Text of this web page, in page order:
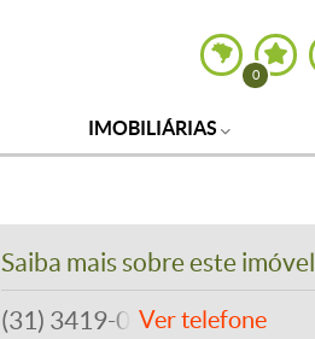
0
IMOBILIÁRIAS
Saiba mais sobre este imóvel
(31) 3419-0202Ver telefone